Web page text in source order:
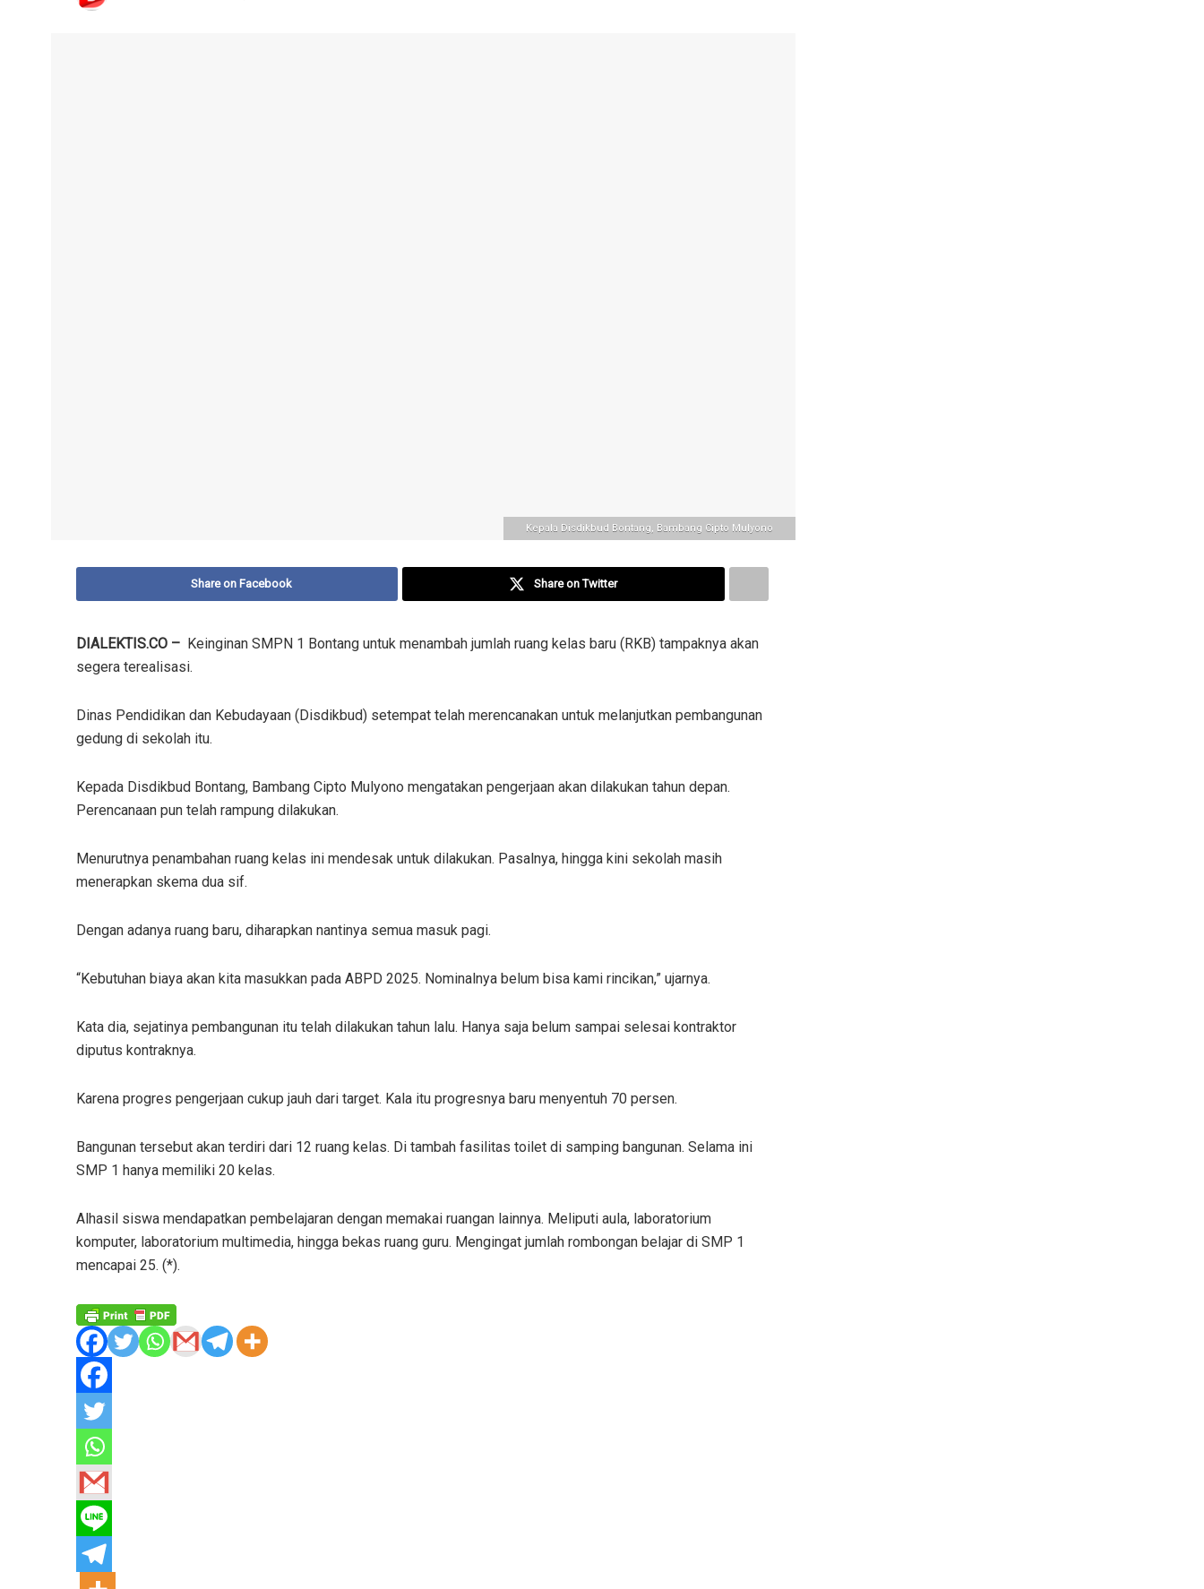
Kepala Disdikbud Bontang, Bambang Cipto Mulyono
Share on Facebook Share on Twitter
DIALEKTIS.CO – Keinginan SMPN 1 Bontang untuk menambah jumlah ruang kelas baru (RKB) tampaknya akan
segera terealisasi.
Dinas Pendidikan dan Kebudayaan (Disdikbud) setempat telah merencanakan untuk melanjutkan pembangunan
gedung di sekolah itu.
Kepada Disdikbud Bontang, Bambang Cipto Mulyono mengatakan pengerjaan akan dilakukan tahun depan.
Perencanaan pun telah rampung dilakukan.
Menurutnya penambahan ruang kelas ini mendesak untuk dilakukan. Pasalnya, hingga kini sekolah masih
menerapkan skema dua sif.
Dengan adanya ruang baru, diharapkan nantinya semua masuk pagi.
“Kebutuhan biaya akan kita masukkan pada ABPD 2025. Nominalnya belum bisa kami rincikan,” ujarnya.
Kata dia, sejatinya pembangunan itu telah dilakukan tahun lalu. Hanya saja belum sampai selesai kontraktor
diputus kontraknya.
Karena progres pengerjaan cukup jauh dari target. Kala itu progresnya baru menyentuh 70 persen.
Bangunan tersebut akan terdiri dari 12 ruang kelas. Di tambah fasilitas toilet di samping bangunan. Selama ini
SMP 1 hanya memiliki 20 kelas.
Alhasil siswa mendapatkan pembelajaran dengan memakai ruangan lainnya. Meliputi aula, laboratorium
komputer, laboratorium multimedia, hingga bekas ruang guru. Mengingat jumlah rombongan belajar di SMP 1
mencapai 25. (*).